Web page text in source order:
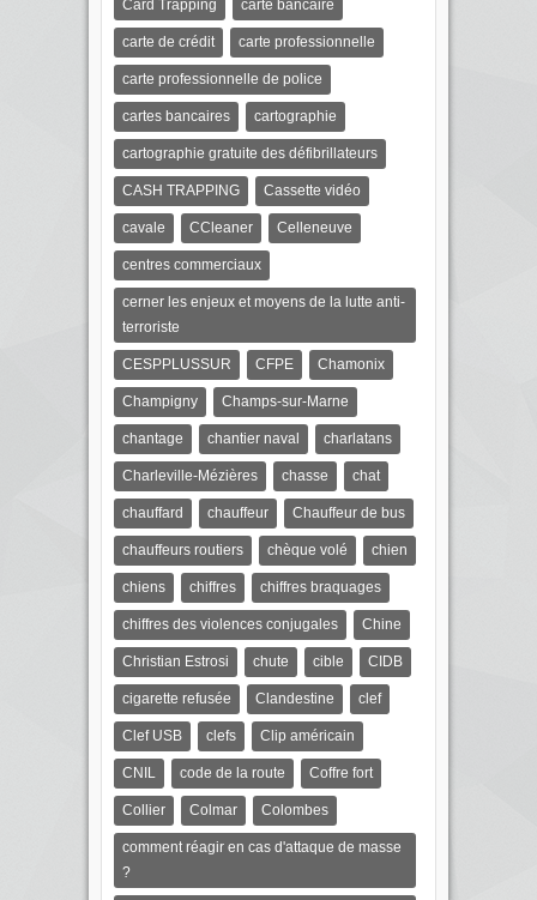
Card Trapping carte bancaire
carte de crédit carte professionnelle
carte professionnelle de police
cartes bancaires cartographie
cartographie gratuite des défibrillateurs
CASH TRAPPING Cassette vidéo
cavale CCleaner Celleneuve
centres commerciaux
cerner les enjeux et moyens de la lutte anti-
terroriste
CESPPLUSSUR CFPE Chamonix
Champigny Champs-sur-Marne
chantage chantier naval charlatans
Charleville-Mézières chasse chat
chauffard chauffeur Chauffeur de bus
chauffeurs routiers chèque volé chien
chiens chiffres chiffres braquages
chiffres des violences conjugales Chine
Christian Estrosi chute cible CIDB
cigarette refusée Clandestine clef
Clef USB clefs Clip américain
CNIL code de la route Coffre fort
Collier Colmar Colombes
comment réagir en cas d'attaque de masse
?